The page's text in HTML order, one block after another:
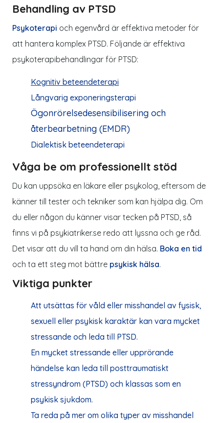
Behandling av PTSD
Psykoterapi och egenvård är effektiva metoder för
att hantera komplex PTSD. Följande är effektiva
psykoterapibehandlingar för PTSD:
Kognitiv beteendeterapi
Långvarig exponeringsterapi
Ögonrörelsedesensibilisering och
återbearbetning (EMDR)
Dialektisk beteendeterapi
Våga be om professionellt stöd
Du kan uppsöka en läkare eller psykolog, eftersom de
känner till tester och tekniker som kan hjälpa dig. Om
du eller någon du känner visar tecken på PTSD, så
finns vi på psykiatriker.se redo att lyssna och ge råd.
Det visar att du vill ta hand om din hälsa. Boka en tid
och ta ett steg mot bättre psykisk hälsa.
Viktiga punkter
Att utsättas för våld eller misshandel av fysisk,
sexuell eller psykisk karaktär kan vara mycket
stressande och leda till PTSD.
En mycket stressande eller upprörande
händelse kan leda till posttraumatiskt
stressyndrom (PTSD) och klassas som en
psykisk sjukdom.
Ta reda på mer om olika typer av misshandel